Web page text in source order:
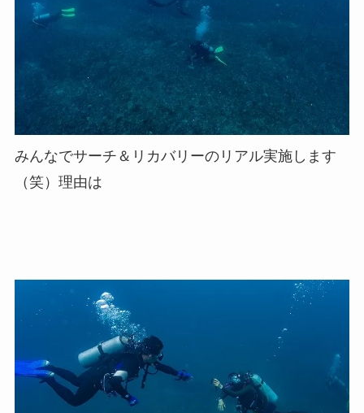
みんなでサーチ＆リカバリーのリアル実施します
（笑）理由は